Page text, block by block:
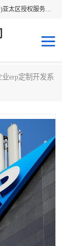
北京奥维奥，是全球企业管理解决方案的提供商SAP(思爱普)亚太区授权服务商领军者，SAP金牌服务商和代理商。企业ERP系统软件，SAP软件实施，17年来服务客户1500多家。提供SAP Business One，SAP Business ByDesign，SAP S/4HANA Cloud，SAP Analytics Cloud （分析云）等产品与解决方案。咨询专线：400-890-8880
业erp定制开发系
系统
统